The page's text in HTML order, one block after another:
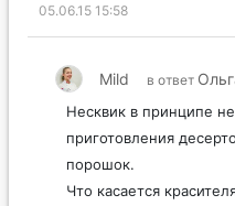
05.06.15 15:58
Mild в ответ
Несквик в принципе
приготовления
порошок.
Что касается